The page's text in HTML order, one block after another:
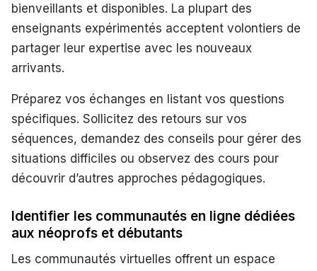
bienveillants et disponibles. La plupart des
enseignants expérimentés acceptent volontiers de
partager leur expertise avec les nouveaux
arrivants.
Préparez vos échanges en listant vos questions
spécifiques. Sollicitez des retours sur vos
séquences, demandez des conseils pour gérer des
situations difficiles ou observez des cours pour
découvrir d’autres approches pédagogiques.
Identifier les communautés en ligne dédiées
aux néoprofs et débutants
Les communautés virtuelles offrent un espace